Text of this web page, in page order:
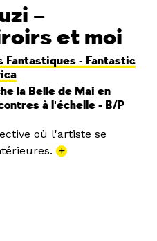
–
et moi
Fantastiques - Fantastic
la Belle de Mai en
à l'échelle - B/P
où l'artiste se
+